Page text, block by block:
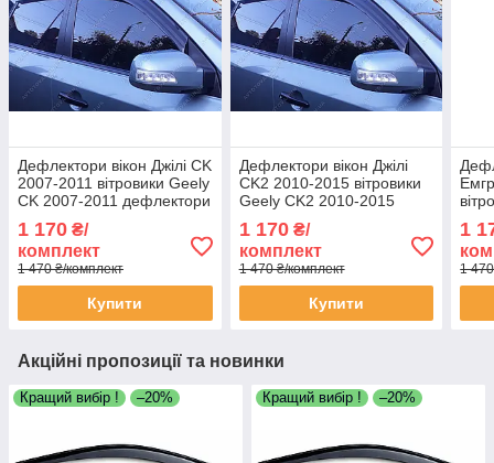
Дефлектори вікон Джілі CK
2007-2011 вітровики Geely
CK 2007-2011 дефлектори
1 170 ₴/
комплект
1 470 ₴/комплект
Купити
Дефлектори вікон Джілі
CK2 2010-2015 вітровики
Geely CK2 2010-2015
1 170₴/
комплект
1 470 ₴/комплект
Купити
1
1
Акційні пропозиції та новинки
Кращий вибір ! –20% Кращий вибір ! –20%